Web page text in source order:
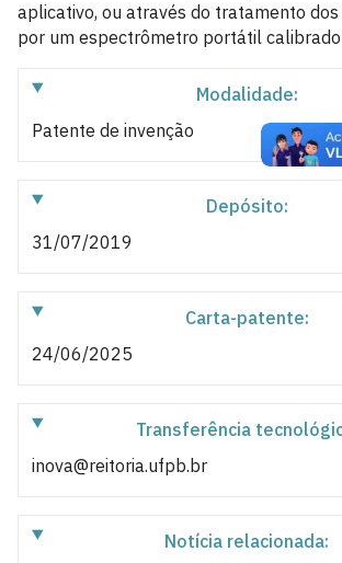
aplicativo, ou através do tratamento
por um espectrômetro portátil
Modalidade:
Patente de invenção
Depósito:
31/07/2019
Carta-patente:
24/06/2025
Transferência
inova@reitoria.ufpb.br
Notícia relacionada: